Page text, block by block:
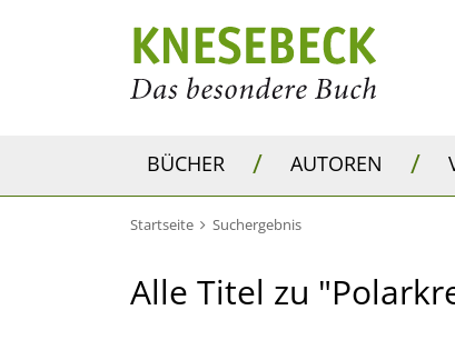
BÜCHER / AUTOREN /
Startseite Suchergebnis
Alle Titel zu